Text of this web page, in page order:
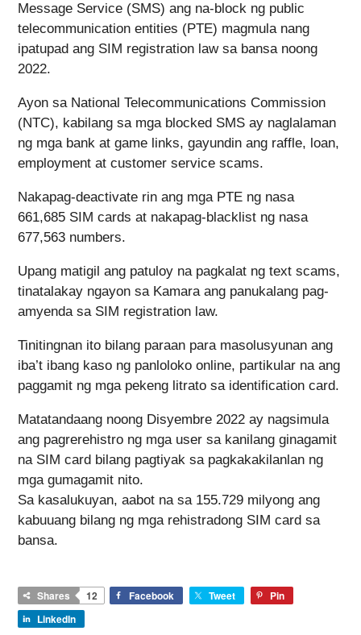
Message Service (SMS) ang na-block ng public
telecommunication entities (PTE) magmula nang
ipatupad ang SIM registration law sa bansa noong
2022.
Ayon sa National Telecommunications Commission
(NTC), kabilang sa mga blocked SMS ay naglalaman
ng mga bank at game links, gayundin ang raffle, loan,
employment at customer service scams.
Nakapag-deactivate rin ang mga PTE ng nasa
661,685 SIM cards at nakapag-blacklist ng nasa
677,563 numbers.
Upang matigil ang patuloy na pagkalat ng text scams,
tinatalakay ngayon sa Kamara ang panukalang pag-
amyenda sa SIM registration law.
Tinitingnan ito bilang paraan para masolusyunan ang
iba’t ibang kaso ng panloloko online, partikular na ang
paggamit ng mga pekeng litrato sa identification card.
Matatandaang noong Disyembre 2022 ay nagsimula
ang pagrerehistro ng mga user sa kanilang ginagamit
na SIM card bilang pagtiyak sa pagkakakilanlan ng
mga gumagamit nito.
Sa kasalukuyan, aabot na sa 155.729 milyong ang
kabuuang bilang ng mga rehistradong SIM card sa
bansa.
Shares 12 Facebook Tweet
Pin
LinkedIn